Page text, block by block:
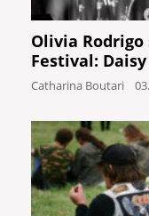
Olivia
Festival:
Catharina Boutari